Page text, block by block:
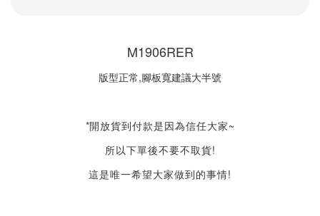
M1906RER
版型正常,腳板寬建議大半號
*開放貨到付款是因為信任大家~
所以下單後不要不取貨!
這是唯一希望大家做到的事情!